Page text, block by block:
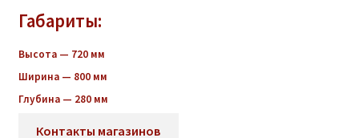
Габариты:
Высота — 720 мм
Ширина — 800 мм
Глубина — 280 мм
Контакты магазинов